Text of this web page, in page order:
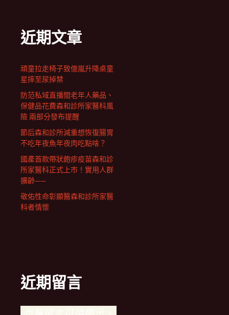
近期文章
頑童拉走椅子致億嵐升降桌童
星摔至尿掉禁
防范私域直播間老年人藥品、
保健品花費森和診所家醫科風
險 兩部分發布提醒
節后森和診所減重想恢復腸胃
不吃年夜魚年夜肉吃點啥？
國產首款帶狀皰疹疫苗森和診
所家醫科正式上市！實用人群
擴齡——
敬佑性命彰顯醫森和診所家醫
科者情懷
近期留言